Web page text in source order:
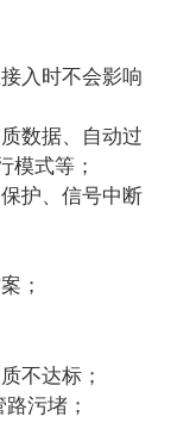
入时不会影响
数据、自动过
模式等；
护、信号中断
；
不达标；
污堵；